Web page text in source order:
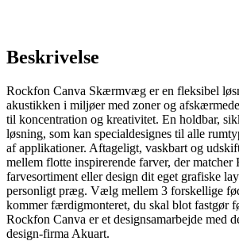
Beskrivelse
Rockfon Canva Skærmvæg er en fleksibel
akustikken i miljøer med zoner og
til koncentration og kreativitet. En holdbar,
løsning, som kan specialdesignes til alle
af applikationer. Aftageligt, vaskbart og
mellem flotte inspirerende farver, der
farvesortiment eller design dit eget grafiske
personligt præg. Vælg mellem 3 forskellige
kommer færdigmonteret, du skal blot fastgør
Rockfon Canva er et designsamarbejde med
design-firma Akuart.